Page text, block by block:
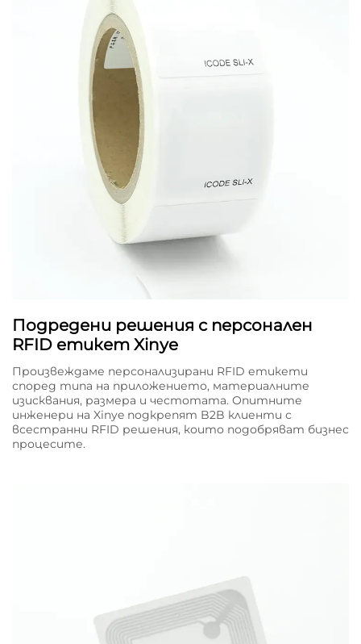
Подредени решения с персонален
RFID етикет Xinye
Произвеждаме персонализирани RFID етикети
според типа на приложението, материалните
изисквания, размера и честотата. Опитните
инженери на Xinye подкрепят B2B клиенти с
всестранни RFID решения, които подобряват бизнес
процесите.